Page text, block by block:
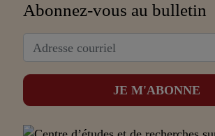
Abonnez-vous au bulletin